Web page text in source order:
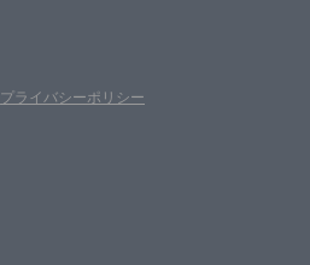
プライバシーポリシー